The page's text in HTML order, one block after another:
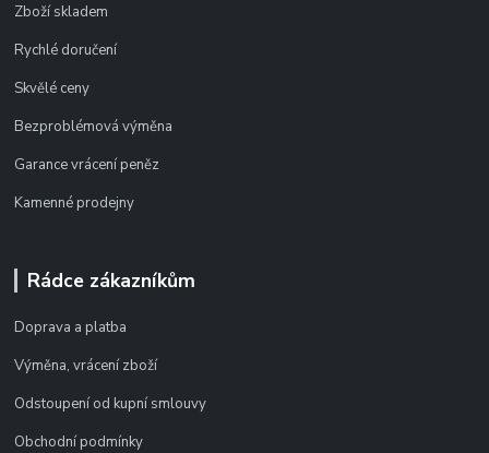
Zboží skladem
Rychlé doručení
Skvělé ceny
Bezproblémová výměna
Garance vrácení peněz
Kamenné prodejny
Rádce zákazníkům
Doprava a platba
Výměna, vrácení zboží
Odstoupení od kupní smlouvy
Obchodní podmínky